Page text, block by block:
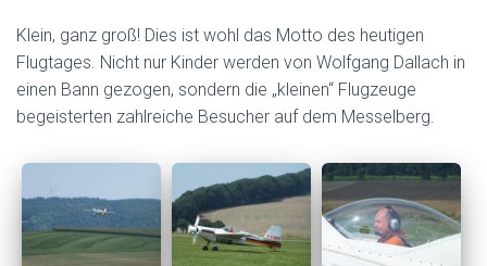
Klein, ganz groß! Dies ist wohl das Motto des heutigen
Flugtages. Nicht nur Kinder werden von Wolfgang Dallach in
einen Bann gezogen, sondern die „kleinen“ Flugzeuge
begeisterten zahlreiche Besucher auf dem Messelberg.